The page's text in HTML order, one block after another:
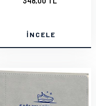
İNCELE